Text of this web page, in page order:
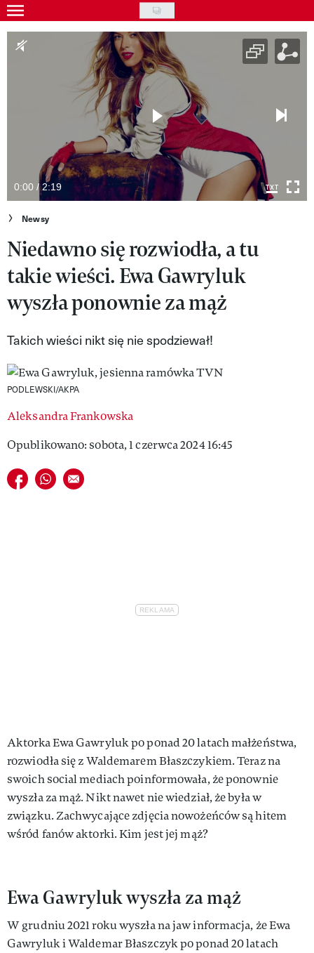
Skip
to
main
Gwiazdy
Styl życia
Kultura
Wideo
Nasze akcje
VIVA!ART
VIVA!MODA
VIVA!PEOPLE POWER
VIVA!ITAKA
MAGAZYN VIVA!
0:00 / 2:19
Newsy
Niedawno się rozwiodła, a tu
takie wieści. Ewa Gawryluk
wyszła ponownie za mąż
Takich wieści nikt się nie spodziewał!
PODLEWSKI/AKPA
Aleksandra Frankowska
Opublikowano: sobota, 1 czerwca 2024 16:45
Udostępnij na facebook
Udostępnij na whatsapp
E-mail do przyjaciela
Aktorka Ewa Gawryluk po ponad 20 latach małżeństwa,
rozwiodła się z Waldemarem Błaszczykiem. Teraz na
swoich social mediach poinformowała, że ponownie
wyszła za mąż. Nikt nawet nie wiedział, że była w
związku. Zachwycające zdjęcia nowożeńców są hitem
wśród fanów aktorki. Kim jest jej mąż?
Ewa Gawryluk wyszła za mąż
W grudniu 2021 roku wyszła na jaw informacja, że Ewa
Gawryluk i Waldemar Błaszczyk po ponad 20 latach